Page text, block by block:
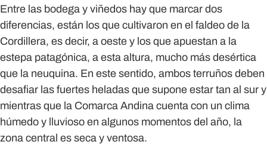
Entre las bodega y viñedos hay que marcar dos
diferencias, están los que cultivaron en el faldeo de la
Cordillera, es decir, a oeste y los que apuestan a la
estepa patagónica, a esta altura, mucho más desértica
que la neuquina. En este sentido, ambos terruños deben
desafiar las fuertes heladas que supone estar tan al sur y
mientras que la Comarca Andina cuenta con un clima
húmedo y lluvioso en algunos momentos del año, la
zona central es seca y ventosa.